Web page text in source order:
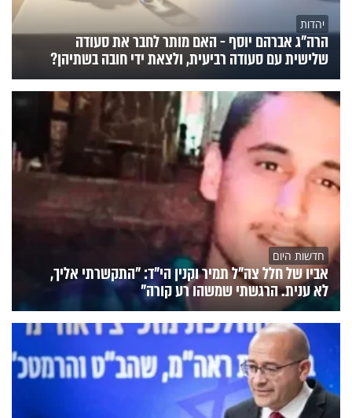
יהדות
הרה"ג אברהם יוסף - האם מותר לחבר את סעודה
שלישית עם סעודה רביעית, ולצאת ידי חובה בשתיהן?
חדשות היום
אביו של חלל צה"ל תמיר וקנין הי"ד: "התקשרתי אליך,
לא ענית. הרגשתי שמשהו רע קורה"